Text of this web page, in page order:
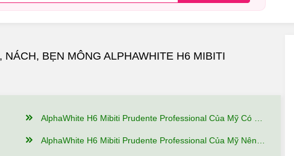
BẸN MÔNG ALPHAWHITE H6 MIBITI
AlphaWhite H6 Mibiti Prudente Professional Của Mỹ Có Nguồn Gốc Xuất Xứ Từ Đâu, Thành Phần Như Thế Nào?
AlphaWhite H6 Mibiti Prudente Professional Của Mỹ Nên Dùng Như Thế Nào Để Hiệu Quả?